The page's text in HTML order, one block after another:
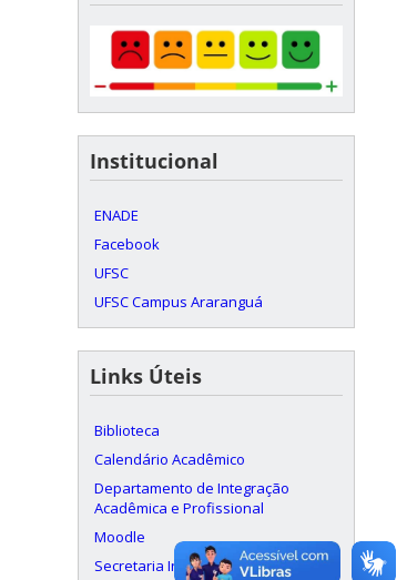
Institucional
ENADE
Facebook
UFSC
UFSC Campus Araranguá
Links Úteis
Biblioteca
Calendário Acadêmico
Departamento de Integração
Acadêmica e Profissional
Moodle
Secretaria Int. Departamento